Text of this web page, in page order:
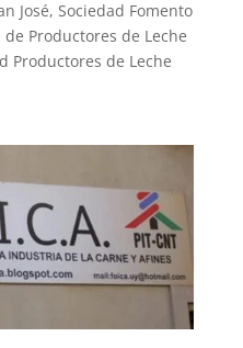
José, Sociedad Fomento
Productores de Leche
Productores de Leche